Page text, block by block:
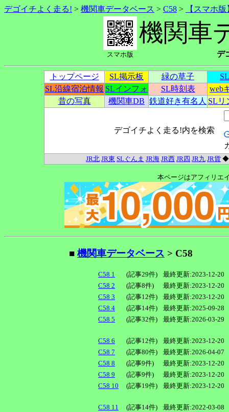
デゴイチよく走る! > 機関車データベース > C58 > 【スマホ版
スマホ版
機関車
デ
トップページ SL掲示板 緑の草子
SL沿線宿泊情報 SLインフォ SL時刻表
web
昔の写真
機関車DB 鉄道好き有名人 SLリ
デゴイチよく走る!内を検索
JR北 JR東 SLぐんま JR海 JR西 JR四 JR九 JR貨
本ページはアフィリエ
■ 機関車データベース > C58
C58 1 (記事29件)
最終更新:2023-12-20
C58 2
(記事8件)
最終更新:2023-12-20
C58 3
(記事12件)
最終更新:2023-12-20
C58 4
(記事14件)
最終更新:2025-09-28
C58 5
(記事32件) 最終更新:2026-03-29
C58 6 (記事12件)
最終更新:2023-12-20
C58 7
(記事80件)
最終更新:2026-04-07
C58 8
(記事9件)
最終更新:2023-12-20
C58 9
(記事9件)
最終更新:2023-12-20
C58 10
(記事19件) 最終更新:2023-12-20
C58 11 (記事14件)
最終更新:2022-03-08